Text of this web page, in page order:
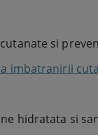
si
imbatranirii
hidratata si